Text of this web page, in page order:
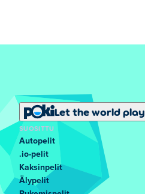
Let the world play
SUOSITTU
Autopelit
.io-pelit
Kaksinpelit
Älypelit